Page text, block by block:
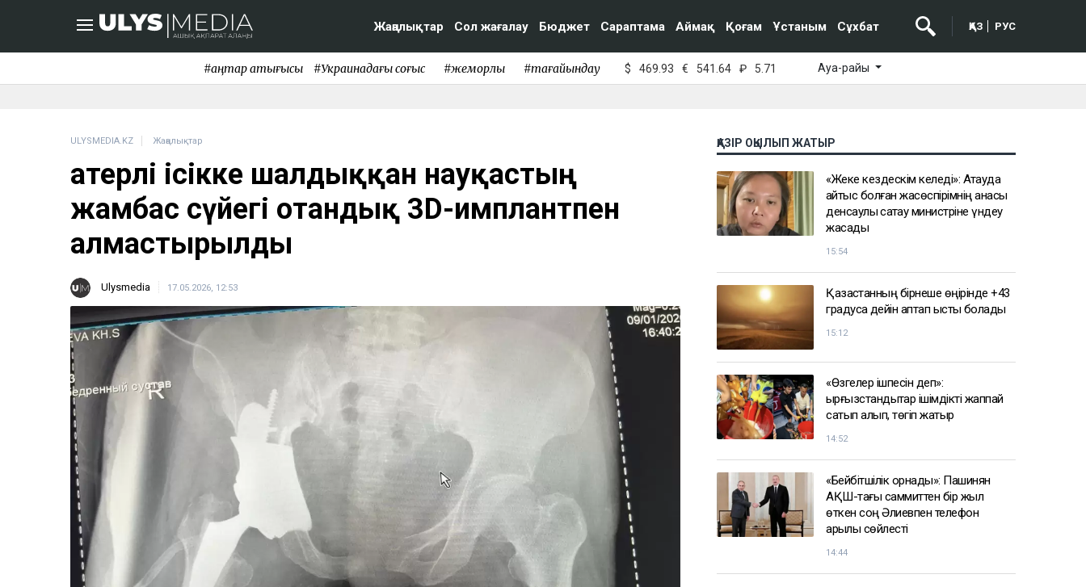
Жаңалықтар Сол жағалау Бюджет Сараптама Аймақ Қоғам Ұстаным Сұхбат ҚАЗ РУС
#қаңтар қақтығысы #Украинадағы соғыс #жемқорлық #тағайындау $ 469.93 € 541.64 ₽ 5.71 Ауа-райы
ULYSMEDIA.KZ Жаңалықтар
Қатерлі ісікке шалдыққан науқастың
жамбас сүйегі отандық 3D-имплантпен
алмастырылды
Ulysmedia 17.05.2026, 12:53
ҚАЗІР ОҚЫЛЫП ЖАТЫР
«Жеке кездескім келеді»: Ақтауда
қайтыс болған жасөспірімнің анасы
денсаулық сақтау министріне үндеу
жасады
15:54
Қазақстанның бірнеше өңірінде +43
градусқа дейін аптап ыстық болады
15:12
«Өзгелер ішпесін деп»:
қырғызстандықтар ішімдікті жаппай
сатып алып, төгіп жатыр
14:52
«Бейбітшілік орнады»: Пашинян
АҚШ-тағы саммиттен бір жыл
өткен соң Әлиевпен телефон
арқылы сөйлесті
14:44